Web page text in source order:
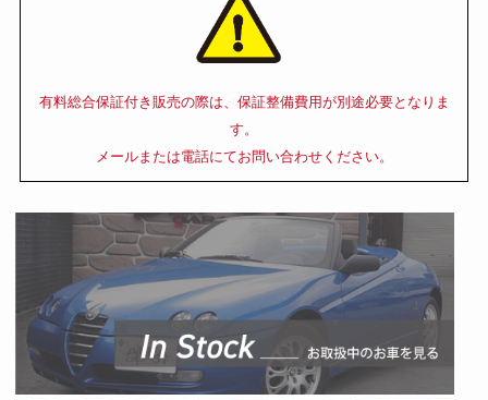
有料総合保証付き販売の際は、保証整備費用が別途必要となりま
す。
メールまたは電話にてお問い合わせください。